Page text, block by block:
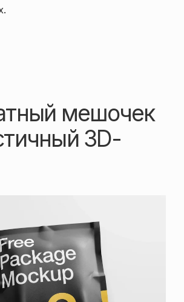
мешочек
3D-